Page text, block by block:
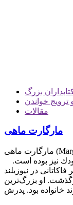
بزرگ
ترویج خواندن
مقالات
مارگارت ماهی
مارگارت ماهی (Margaret Mahy)‏ نویسندهٔ برجستة آثار کودکان در
نيز بوده است.
در شهر فاكاتانی در نیوزیلند
كشور درگذشت. او بزرگ‌ترین